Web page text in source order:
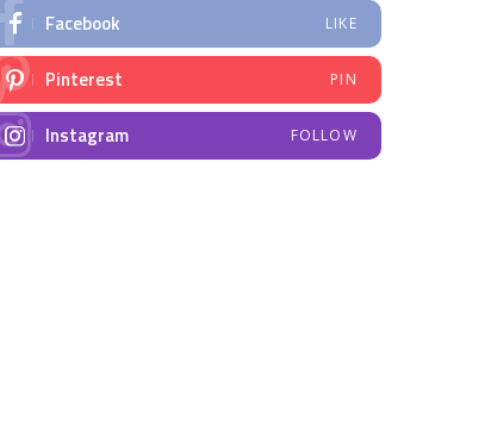
Facebook LIKE
Pinterest PIN
Instagram FOLLOW